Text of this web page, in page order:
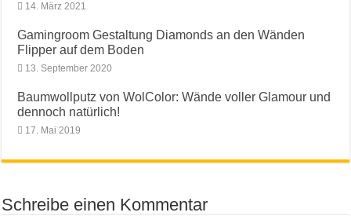
14. März 2021
Gamingroom Gestaltung Diamonds an den Wänden
Flipper auf dem Boden
13. September 2020
Baumwollputz von WolColor: Wände voller Glamour und
dennoch natürlich!
17. Mai 2019
Schreibe einen Kommentar